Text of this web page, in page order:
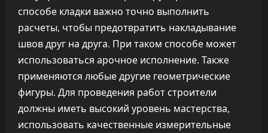
способе кладки важно точно выполнить
расчеты, чтобы предотвратить накладывание
швов друг на друга. При таком способе может
использоваться арочное исполнение. Также
применяются любые другие геометрические
фигуры. Для проведения работ строители
должны иметь высокий уровень мастерства,
использовать качественные измерительные